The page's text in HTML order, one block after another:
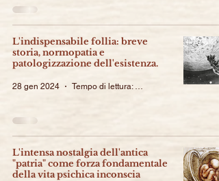
L'indispensabile follia: breve
storia, normopatia e
patologizzazione dell'esistenza.
28 gen 2024 Tempo di lettura: 16 min
L'intensa nostalgia dell'antica
"patria" come forza fondamentale
della vita psichica inconscia